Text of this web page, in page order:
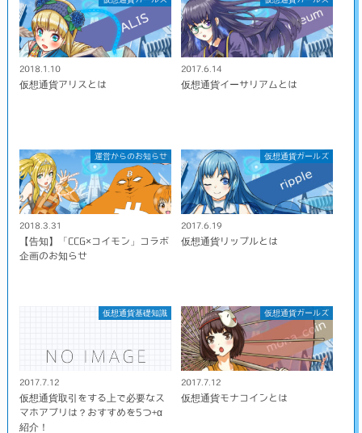
2018.1.10
仮想通貨アリスとは
2017.6.14
仮想通貨イーサリアムとは
運営からのお知らせ
2018.3.31
【告知】「CCG×コイモン」コラボ
企画のお知らせ
仮想通貨ガールズ
2017.6.19
仮想通貨リップルとは
仮想通貨基礎知識
2017.7.12
仮想通貨取引をする上で必要なス
マホアプリは？おすすめを5つ+α
紹介！
仮想通貨ガールズ
2017.7.12
仮想通貨モナコインとは